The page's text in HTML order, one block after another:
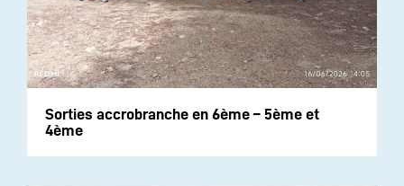
Sorties accrobranche en 6ème – 5ème et
4ème